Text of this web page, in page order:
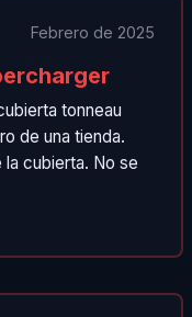
Febrero de 2025
tonneau
de una tienda.
cubierta. No se